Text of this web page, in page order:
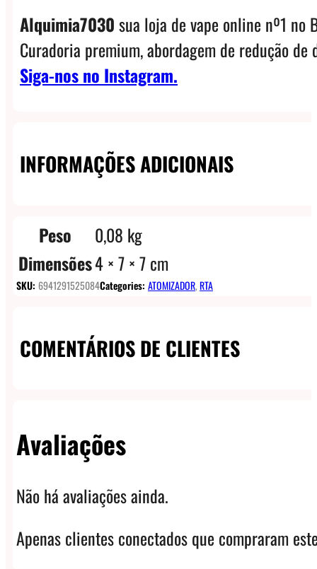
Alquimia7030sua loja de vape online nº1 no
Curadoria premium, abordagem de redução
Siga-nos no Instagram.
INFORMAÇÕES ADICIONAIS
Peso
0,08 kg
Dimensões4 × 7 × 7 cm
SKU: 6941291525084Categories: ATOMIZADOR,RTA
COMENTÁRIOS DE CLIENTES
Avaliações
Não há avaliações ainda.
Apenas clientes conectados que compraram